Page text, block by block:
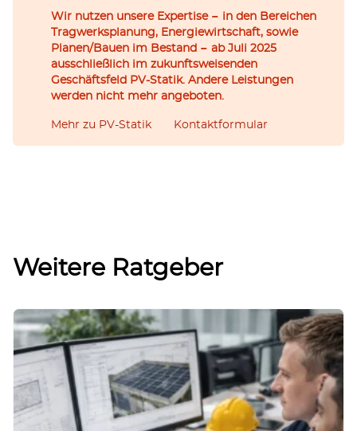
Wir nutzen unsere Expertise − in den Bereichen
Tragwerksplanung, Energiewirtschaft, sowie
Planen/Bauen im Bestand − ab Juli 2025
ausschließlich im zukunftsweisenden
Geschäftsfeld PV-Statik. Andere Leistungen
werden nicht mehr angeboten.
Mehr zu PV-Statik Kontaktformular
Weitere Ratgeber